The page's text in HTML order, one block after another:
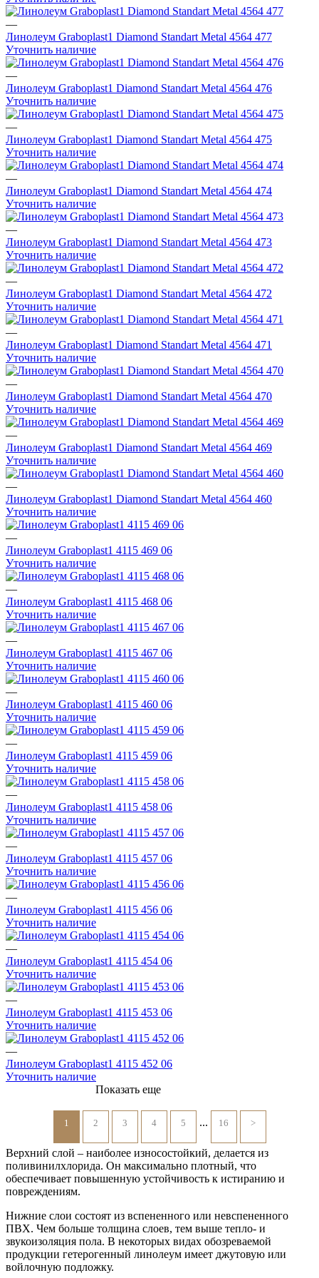
—
Линолеум Graboplast1 Diamond Standart Metal 4564 477
Уточнить наличие
—
Линолеум Graboplast1 Diamond Standart Metal 4564 476
Уточнить наличие
—
Линолеум Graboplast1 Diamond Standart Metal 4564 475
Уточнить наличие
—
Линолеум Graboplast1 Diamond Standart Metal 4564 474
Уточнить наличие
—
Линолеум Graboplast1 Diamond Standart Metal 4564 473
Уточнить наличие
—
Линолеум Graboplast1 Diamond Standart Metal 4564 472
Уточнить наличие
—
Линолеум Graboplast1 Diamond Standart Metal 4564 471
Уточнить наличие
—
Линолеум Graboplast1 Diamond Standart Metal 4564 470
Уточнить наличие
—
Линолеум Graboplast1 Diamond Standart Metal 4564 469
Уточнить наличие
—
Линолеум Graboplast1 Diamond Standart Metal 4564 460
Уточнить наличие
—
Линолеум Graboplast1 4115 469 06
Уточнить наличие
—
Линолеум Graboplast1 4115 468 06
Уточнить наличие
—
Линолеум Graboplast1 4115 467 06
Уточнить наличие
—
Линолеум Graboplast1 4115 460 06
Уточнить наличие
—
Линолеум Graboplast1 4115 459 06
Уточнить наличие
—
Линолеум Graboplast1 4115 458 06
Уточнить наличие
—
Линолеум Graboplast1 4115 457 06
Уточнить наличие
—
Линолеум Graboplast1 4115 456 06
Уточнить наличие
—
Линолеум Graboplast1 4115 454 06
Уточнить наличие
—
Линолеум Graboplast1 4115 453 06
Уточнить наличие
—
Линолеум Graboplast1 4115 452 06
Уточнить наличие
Показать еще
1 2 3 4 5 ... 16 >
Верхний слой – наиболее износостойкий, делается из
поливинилхлорида. Он максимально плотный, что
обеспечивает повышенную устойчивость к истиранию и
повреждениям.
Нижние слои состоят из вспененного или невспененного
ПВХ. Чем больше толщина слоев, тем выше тепло- и
звукоизоляция пола. В некоторых видах обозреваемой
продукции гетерогенный линолеум имеет джутовую или
войлочную подложку.